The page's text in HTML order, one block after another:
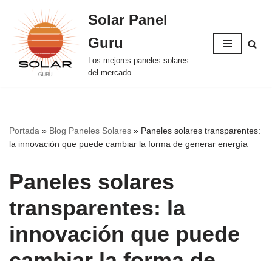
Saltar
al
contenido
Solar Panel
Guru
Los mejores paneles solares
del mercado
Portada » Blog Paneles Solares » Paneles solares transparentes:
la innovación que puede cambiar la forma de generar energía
Paneles solares
transparentes: la
innovación que puede